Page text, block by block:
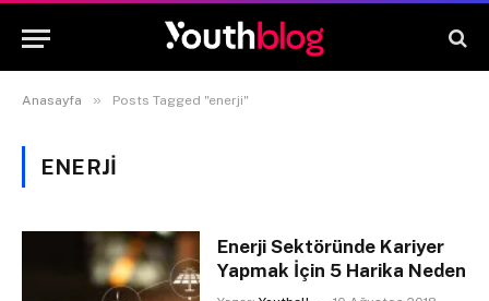
Anasayfa » Posts Tagged "enerji"
ENERJI
Enerji Sektöründe Kariyer
Yapmak İçin 5 Harika Neden